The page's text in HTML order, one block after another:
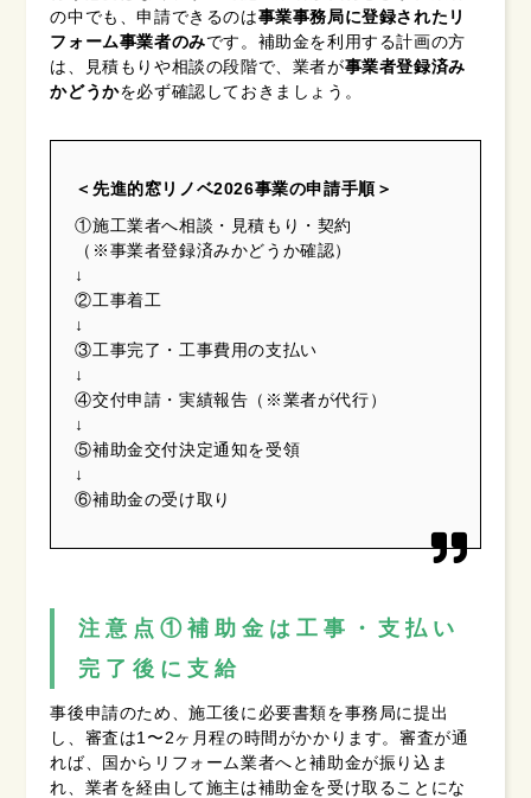
の中でも、申請できるのは事業事務局に登録されたリ
フォーム事業者のみです。補助金を利用する計画の方
は、見積もりや相談の段階で、業者が事業者登録済み
かどうかを必ず確認しておきましょう。
＜先進的窓リノベ2026事業の申請手順＞
①施工業者へ相談・見積もり・契約
（※事業者登録済みかどうか確認）
↓
②工事着工
↓
③工事完了・工事費用の支払い
↓
④交付申請・実績報告（※業者が代行）
↓
⑤補助金交付決定通知を受領
↓
⑥補助金の受け取り
注意点①補助金は工事・支払い
完了後に支給
事後申請のため、施工後に必要書類を事務局に提出
し、審査は1〜2ヶ月程の時間がかかります。審査が通
れば、国からリフォーム業者へと補助金が振り込ま
れ、業者を経由して施主は補助金を受け取ることにな